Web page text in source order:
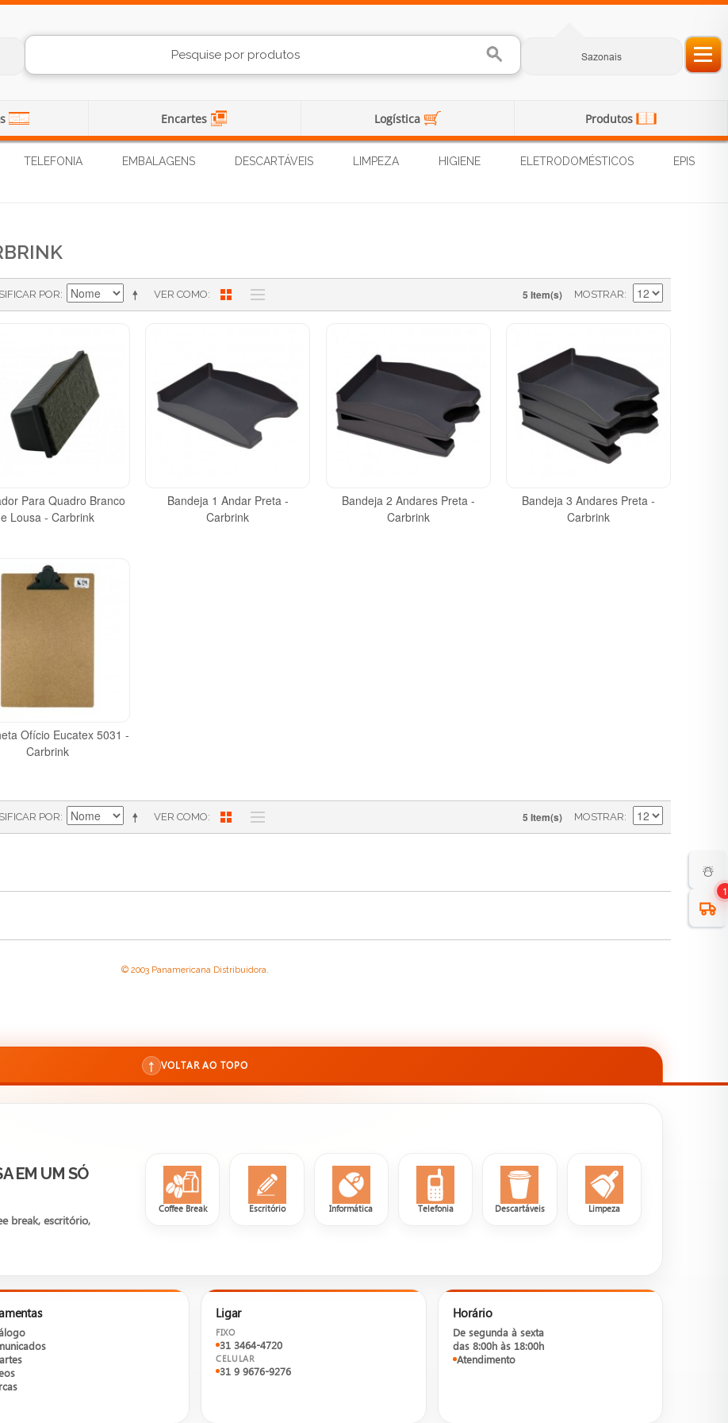
Sazonais
Encartes Logística Produtos
TELEFONIA EMBALAGENS DESCARTÁVEIS LIMPEZA HIGIENE ELETRODOMÉSTICOS
EPIS
VER COMO
POR 5 Item(s) MOSTRAR
Para Quadro Branco
e Lousa - Carbrink
Bandeja 1 Andar Preta -
Carbrink
Bandeja 2 Andares Preta -
Carbrink
Bandeja 3 Andares Preta -
Carbrink
Ofício Eucatex 5031 -
Carbrink
VER COMO
POR 5 Item(s) MOSTRAR
☃️
1
© 2003 Panamericana Distribuidora.
↑ VOLTAR AO TOPO
EM UM SÓ
break, escritório,
Coffee Break Escritório Informática Telefonia Descartáveis Limpeza
Ligar
FIXO
31 3464-4720
CELULAR
31 9 9676-9276
Horário
De segunda à sexta
das 8:00h às 18:00h
Atendimento